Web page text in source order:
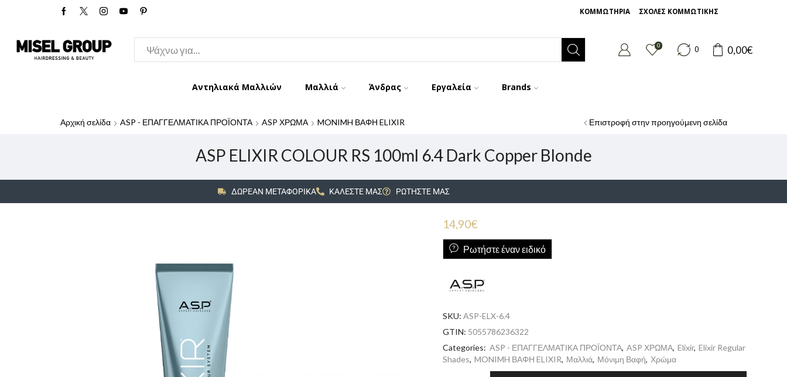
ΚΟΜΜΩΤΗΡΙΑ ΣΧΟΛΕΣ ΚΟΜΜΩΤΙΚΗΣ
0 0 0,00€
Αντηλιακά Μαλλιών Μαλλιά Άνδρας Εργαλεία Brands
Αρχική σελίδα ASP - ΕΠΑΓΓΕΛΜΑΤΙΚΑ ΠΡΟΪΟΝΤΑ ASP ΧΡΩΜΑ MONIMH ΒΑΦΗ ELIXIR Επιστροφή στην προηγούμενη σελίδα
ASP ELIXIR COLOUR RS 100ml 6.4 Dark Copper Blonde
ΔΩΡΕΑΝ ΜΕΤΑΦΟΡΙΚΑ ΚΑΛΕΣΤΕ ΜΑΣ ΡΩΤΗΣΤΕ ΜΑΣ
14,90€
Ρωτήστε έναν ειδικό
SKU: ASP-ELX-6.4
GTIN: 5055786236322
Categories: ASP - ΕΠΑΓΓΕΛΜΑΤΙΚΑ ΠΡΟΪΟΝΤΑ, ASP ΧΡΩΜΑ, Elixir, Elixir Regular
Shades, MONIMH ΒΑΦΗ ELIXIR, Μαλλιά, Μόνιμη Βαφή, Χρώμα